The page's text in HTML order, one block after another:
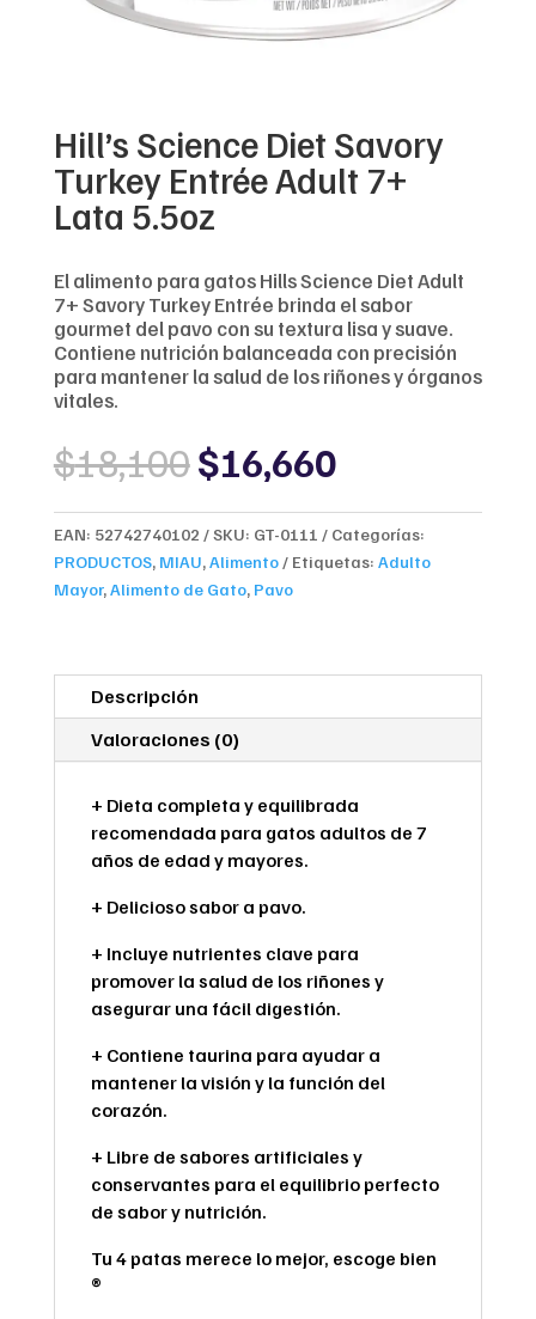
Hill’s Science Diet Savory
Turkey Entrée Adult 7+
Lata 5.5oz
El alimento para gatos Hills Science Diet Adult
7+ Savory Turkey Entrée brinda el sabor
gourmet del pavo con su textura lisa y suave.
Contiene nutrición balanceada con precisión
para mantener la salud de los riñones y órganos
vitales.
$18,100Original
price
was:
$18,100.
$16,660Current
price
is:
$16,660.
EAN: 52742740102 SKU: GT-0111
Categorías:
PRODUCTOS, MIAU,Alimento Etiquetas: Adulto
Mayor,Alimento de Gato, Pavo
Descripción
Valoraciones (0)
+ Dieta completa y equilibrada
recomendada para gatos adultos de 7
años de edad y mayores.
+ Delicioso sabor a pavo.
+ Incluye nutrientes clave para
promover la salud de los riñones y
asegurar una fácil digestión.
+ Contiene taurina para ayudar a
mantener la visión y la función del
corazón.
+ Libre de sabores artificiales y
conservantes para el equilibrio perfecto
de sabor y nutrición.
Tu 4 patas merece lo mejor, escoge bien
®